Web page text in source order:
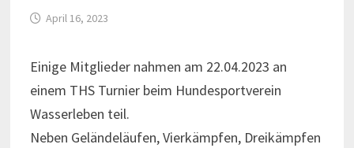
April 16, 2023
Einige Mitglieder nahmen am 22.04.2023 an
einem THS Turnier beim Hundesportverein
Wasserleben teil.
Neben Geländeläufen, Vierkämpfen, Dreikämpfen